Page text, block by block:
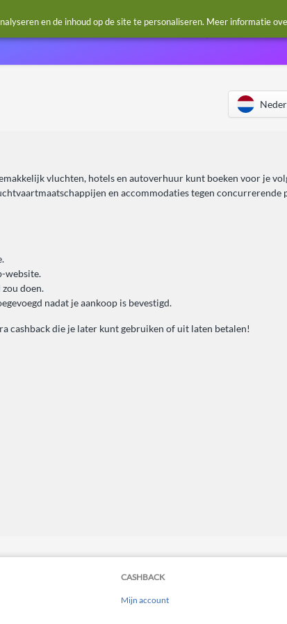
vluchten, hotels en autoverhuur kunt boeken voor je
en accommodaties tegen concurrerende
website.
doen.
nadat je aankoop is bevestigd.
cashback die je later kunt gebruiken of uit laten betalen!
CASHBACK
Mijn account
en de inhoud op de site te personaliseren. Meer informatie